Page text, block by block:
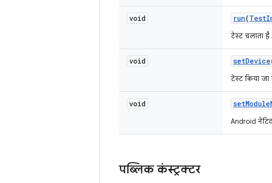
void run(Test
टेस्ट चलाता है
void setDevice
टेस्ट किया
void setModule
Android
पब्लिक कंस्ट्रक्टर